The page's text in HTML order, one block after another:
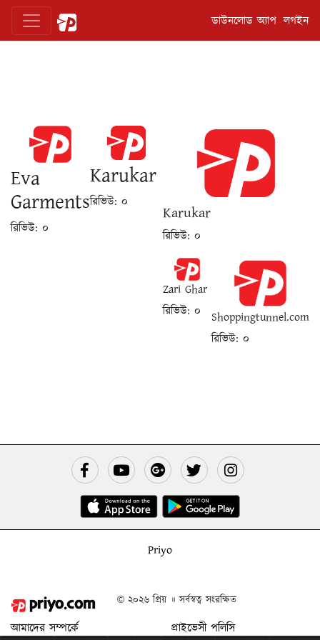
ডাউনলোড অ্যাপ লগইন
Eva
Garments
রিভিউ: ০
Karukar
রিভিউ: ০
Karukar
রিভিউ:০
Zari Ghar
রিভিউ:০
Shoppingtunnel.com
রিভিউ: ০
Priyo
© ২০২৬ প্রিয় ॥ সর্বস্বত্ব সংরক্ষিত
আমাদের সম্পর্কে
প্রাইভেসী পলিসি